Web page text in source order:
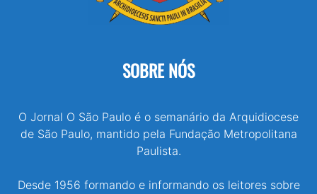
SOBRE NÓS
O Jornal O São Paulo é o semanário da Arquidiocese
de São Paulo, mantido pela Fundação Metropolitana
Paulista.
Desde 1956 formando e informando os leitores sobre